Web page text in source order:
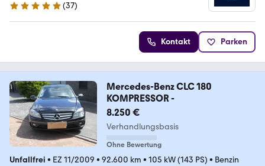
4.9 Sterne
(37)
Kontakt Parken
Mercedes-Benz CLC 180
KOMPRESSOR -
8.250 €
Verhandlungsbasis
Ohne Bewertung
Unfallfrei • EZ 11/2009 • 92.600 km • 105 kW (143 PS) • Benzin